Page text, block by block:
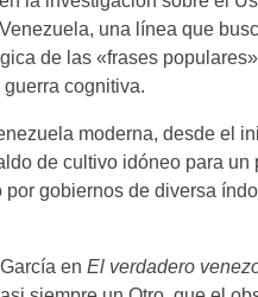
una línea que
de las «frases
cognitiva.
moderna, desde el
de cultivo idóneo para
por gobiernos de diversa
en El verdadero